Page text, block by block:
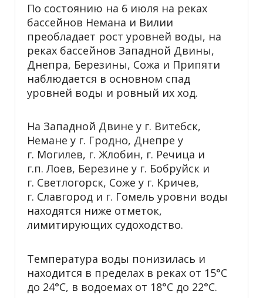
По состоянию на 6 июля на реках
бассейнов Немана и Вилии
преобладает рост уровней воды, на
реках бассейнов Западной Двины,
Днепра, Березины, Сожа и Припяти
наблюдается в основном спад
уровней воды и ровный их ход.
На Западной Двине у г. Витебск,
Немане у г. Гродно, Днепре у
г. Могилев, г. Жлобин, г. Речица и
г.п. Лоев, Березине у г. Бобруйск и
г. Светлогорск, Соже у г. Кричев,
г. Славгород и г. Гомель уровни воды
находятся ниже отметок,
лимитирующих судоходство.
Температура воды понизилась и
находится в пределах в реках от 15°С
до 24°С, в водоемах от 18°С до 22°С.